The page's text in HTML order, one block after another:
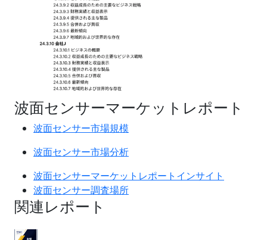
波面センサーマーケットレポート
波面センサー市場規模
波面センサー市場分析
波面センサーマーケットレポートインサイト
波面センサー調査場所
関連レポート